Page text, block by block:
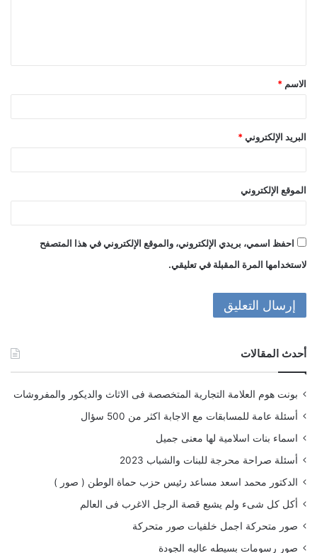
ق
*
الاسم *
البريد الإلكتروني *
الموقع الإلكتروني
احفظ اسمي، بريدي الإلكتروني، والموقع الإلكتروني في هذا المتصفح
لاستخدامها المرة المقبلة في تعليقي.
أحدث المقالات
بونت هوم العلامة التجارية المتخصصة فى الاثاث والديكور والمفروشات
أسئلة عامة للمسابقات مع الاجابة اكثر من 500 سؤال
اسماء بنات اسلامية لها معنى جميل
أسئلة صراحة محرجة للبنات والشباب 2023
الدكتور محمد اسعد مساعد رئيس حزب حماة الوطن ( صور )
أكل كل شىء ولم يشبع قصة الرجل الاغرب فى العالم
صور متحركة اجمل خلفيات صور متحركة
صور رسومات بسيطه عاليه الجودة